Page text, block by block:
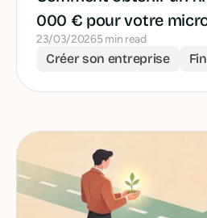
000 € pour votre
23/03/20265 min read
Créer son entreprise